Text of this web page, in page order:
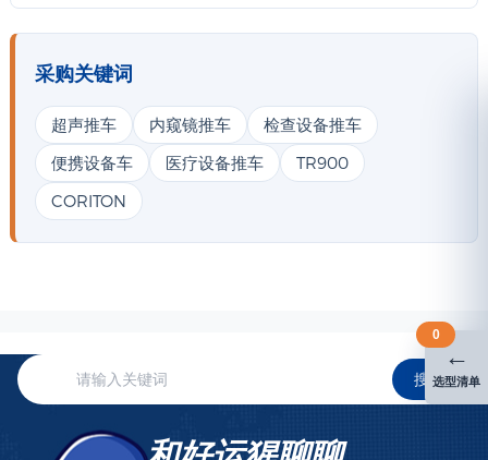
采购关键词
超声推车 内窥镜推车
检查设备推车
便携设备车
医疗设备推车
TR900
CORITON
搜索
←
选型清单
0